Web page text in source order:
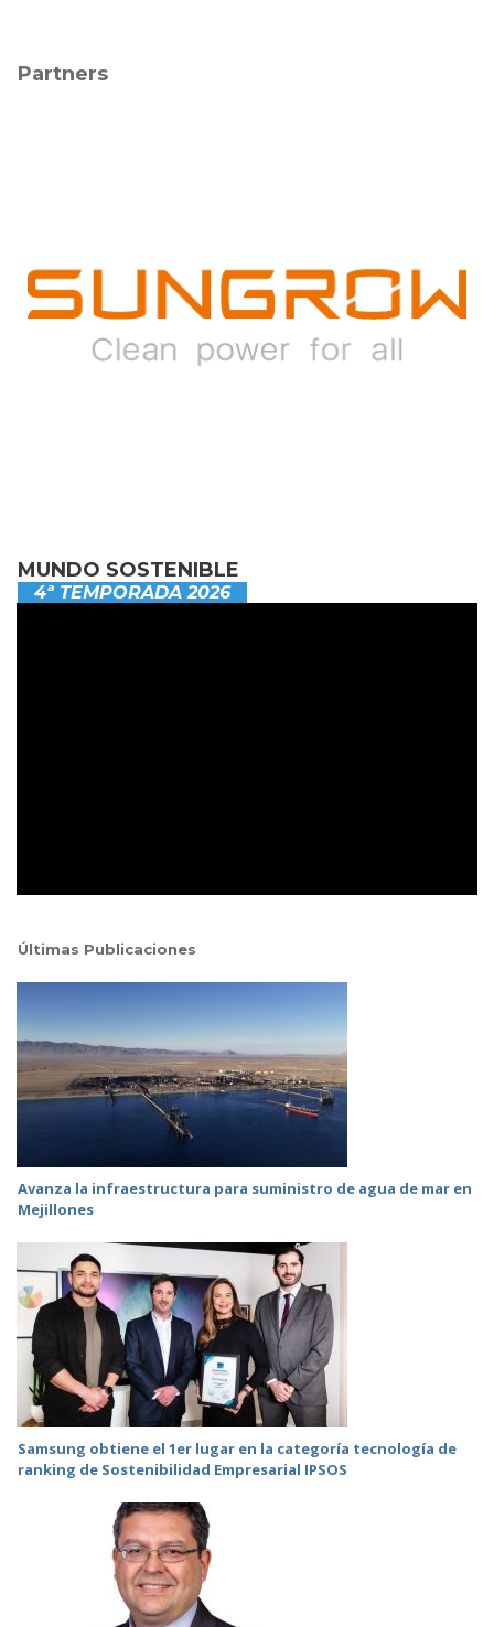
Partners
MUNDO SOSTENIBLE
4ª TEMPORADA 2026
Últimas Publicaciones
Avanza la infraestructura para suministro de agua de mar en
Mejillones
Samsung obtiene el 1er lugar en la categoría tecnología de
ranking de Sostenibilidad Empresarial IPSOS